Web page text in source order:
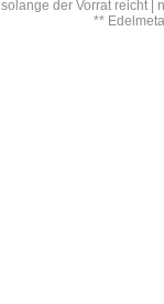
solange der Vorrat reicht |
**